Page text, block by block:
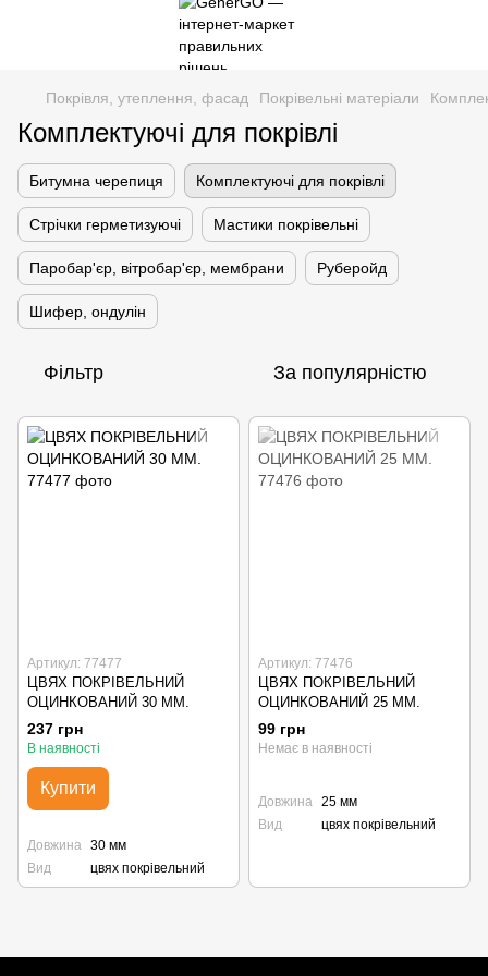
Покрівля, утеплення, фасад Покрівельні матеріали
Комплектуючі для покрівлі
Битумна черепиця Комплектуючі для покрівлі
Стрічки герметизуючі Мастики покрівельні
Паробар'єр, вітробар'єр, мембрани Руберойд
Шифер, ондулін
Фільтр За популярністю
Артикул: 77477
ЦВЯХ ПОКРІВЕЛЬНИЙ
ОЦИНКОВАНИЙ 30 ММ.
237 грн
В наявності
Купити
Довжина 30 мм
Вид
цвях покрівельний
Артикул: 77476
ЦВЯХ ПОКРІВЕЛЬНИЙ
ОЦИНКОВАНИЙ 25 ММ.
99 грн
Немає в наявності
Довжина 25 мм
Вид
цвях покрівельний